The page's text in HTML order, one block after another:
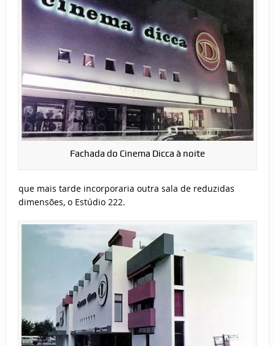
Fachada do Cinema Dicca à noite
que mais tarde incorporaria outra sala de reduzidas
dimensões, o Estúdio 222.